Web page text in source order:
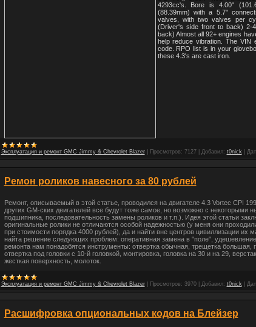
4293cc's.
Bore is 4.00"
(88.39mm) with a 5.7"
valves, with two valves per
(Driver's side front to back) 2-
back) Almost all 92+ engines
help reduce vibration.
The VIN
code. RPO list is in your
these 4.3's are cast iron.
Эксплуатация и ремонт GMC Jimmy & Chevrolet Blazer| Просмотров: 7127| Добавил: t0nick|
Ремон роликов навесного за 80 рублей
Ремонт, описываемый в этой статье, проводился на двигателе 4.3 Vortec CPI
других GM-ских двигателей все будут тоже самое, но возможно с некоторыми
подшипника, последовательность замены роликов и т.п.). Идея этой статьи
оригинальные ролики не отличаются особой надежностью (у меня они
при стоимости порядка 4000 рублей), да и найти вне центров цивиллизации их
найта решение следующих проблем: оперативная замена в "поле",
ремонта нам понадобятся инструменты: отвертка обычная, трещетка большая,
отвертка под головки с 10-й головкой, монтировка, головка на 30 и на 29,
жесткая поверхность, молоток.
Эксплуатация и ремонт GMC Jimmy & Chevrolet Blazer| Просмотров: 3970| Добавил: t0nick|
Расшифровка опциональных кодов на Блейзер